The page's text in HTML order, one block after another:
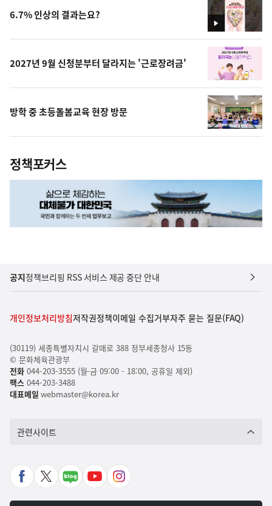
영
상
6.7% 인상의 결과는요?
2027년 9월 신청분부터 달라지는 '근로장려금'
방학 중 초등돌봄교육 현장 방문
정책포커스
공지정책브리핑 RSS 서비스 제공 중단 안내
개인정보처리방침저작권정책이메일 수집거부자주 묻는 질문(FAQ)
(30119) 세종특별자치시 갈매로 388 정부세종청사 15동
© 문화체육관광부
전화044-203-3555 (월-금 09:00 - 18:00, 공휴일 제외)
팩스044-203-3488
대표메일 webmaster@korea.kr
관련사이트
페
X
네
유
인